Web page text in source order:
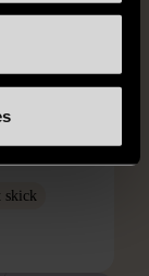
topp
skick